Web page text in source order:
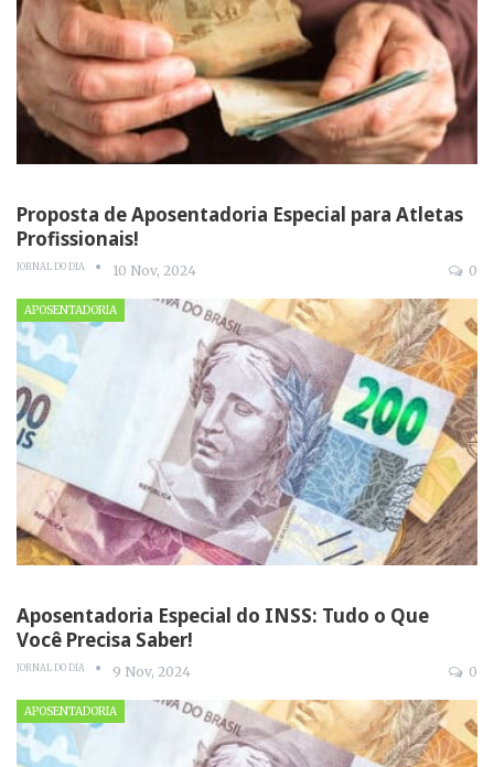
Proposta de Aposentadoria Especial para Atletas
Profissionais!
JORNAL DO DIA 10 Nov, 2024 0
APOSENTADORIA
Aposentadoria Especial do INSS: Tudo o Que
Você Precisa Saber!
JORNAL DO DIA 9 Nov, 2024 0
APOSENTADORIA